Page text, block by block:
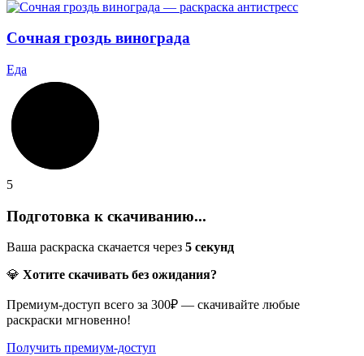
Сочная гроздь винограда
Еда
5
Подготовка к скачиванию...
Ваша раскраска скачается через 5 секунд
💎 Хотите скачивать без ожидания?
Премиум-доступ всего за 300₽ — скачивайте любые
раскраски мгновенно!
Получить премиум-доступ